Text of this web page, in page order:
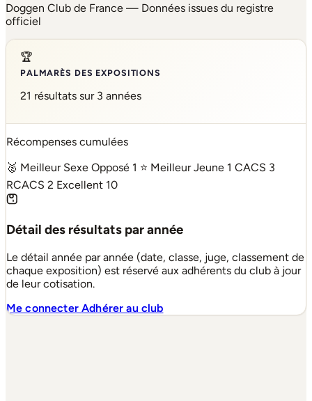
Doggen Club de France — Données issues du registre
officiel
🏆
PALMARÈS DES EXPOSITIONS
21 résultats sur 3 années
Récompenses cumulées
🥈 Meilleur Sexe Opposé 1 ⭐ Meilleur Jeune 1 CACS 3
RCACS 2 Excellent 10
Détail des résultats par année
Le détail année par année (date, classe, juge, classement de
chaque exposition) est réservé aux adhérents du club à jour
de leur cotisation.
Me connecterAdhérer au club